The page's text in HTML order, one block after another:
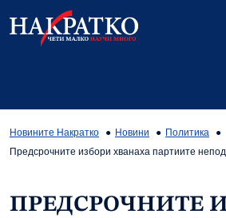
Новините Накратко Новини
Политика
Предсрочните избори хванаха партиите
ПРЕДСРОЧНИТЕ